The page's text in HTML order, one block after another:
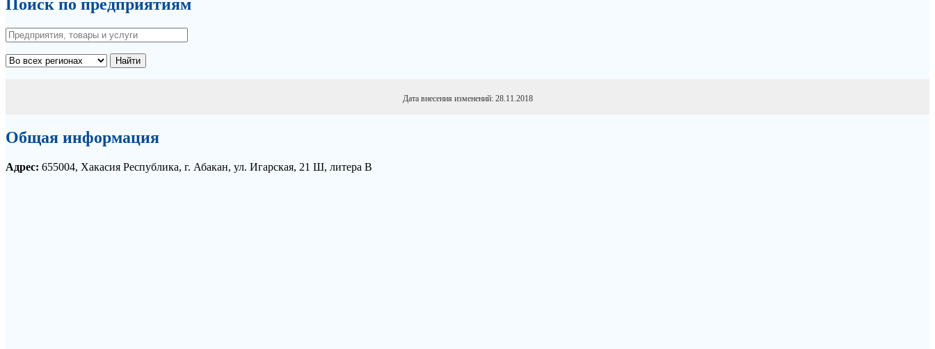
Поиск по предприятиям
Найти
Дата внесения изменений: 28.11.2018
Общая информация
Адрес: 655004, Хакасия Республика, г. Абакан, ул. Игарская, 21 Ш, литера В